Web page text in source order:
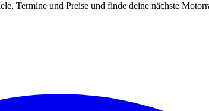
Termine und Preise und finde deine nächste